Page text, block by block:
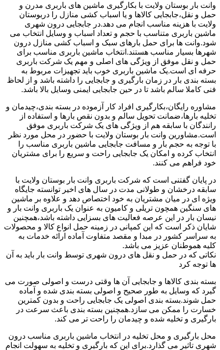
وانت بار بوستان ولایت با بکارگیری ماشین های باربری مدرن و
حمل و نقل،جابجایی کالاها و یا اسباب کشی منازل را دربوستان
ولایت با هزینه مناسب انجام می دهد.در جابجایی درون شهری
ماشین باربری متناسب با حجم و تعداد اسباب و وسایل انتخاب می
شود.وانت ها برای حمل بارهای سبک و اسباب کشی منازل درون
شهرها بسیار مناسب هستند.انتخاب ماشین باربری مناسب برای
حمل و نقل موفق از ویژگی های اصلی و مهم یک شرکت باربری
حرفه ای است.یک ماشین باربری خوب باید تجهیزات مربوط به
بسته بندی بار در زمان بارگیری و جابجایی را داشته باشد و از لحاظ
فنی کاملا سالم باشد تا در حین جابجایی ایمنی وسایل بالا باشد.
مشاوره رایگان،بکارگیری افراد کار آزموده در بسته بندی،چیدمان و
تخلیه بارها،ضمانت تحویل سالم و بدون نقص بارها و استفاده از
رانندگان با سابقه هم از ویژگی های یک شرکت باربری موفق
است.مشاورین وانت بار بوستان ولایت با حضور در محل مورد نظر
با توجه به حجم بار و مسافت جابجایی ماشین باربری مناسب را
انتخاب کرده و امکان یک جابجایی راحت و سریع را برای مشتریان
خود فراهم می کنند.
در پایان گفتنی است که شرکت باربری وانت بار بوستان ولایت با
سابقه درخشان و طولانی مدت در سال های اخیر توانسته جایگاه
ویژه ای در میان مشتریان به خود اختصاص دهد و علاوه بر ماشین
های سنگین همچون تریلی و کامیون به عنوان یک باربری وانت بار و
نیسان بار در این عرصه فعالیت های بسزایی داشته باشد،همچنین
شایان ذکر است که این کمپانی در زمینه حمل انواع کالا و محصولات
به سراسر کشور در مبدا و مقصد متفاوت آماده ارائه خدمات به
کلیه هموطنان عزیز می باشد.
نکاتی که در حمل و نقل های درون شهری توسط وانت بار باید به آن
ها توجه کرد
بسته بندی کالاها و جابجایی آن ها وقتی درست و اصولی صورت می
گیرد که وسایل به طور صحیح و اصولی بسته بندی شده و آماده
حمل شوند.بسته بندی اصولی یک جابجایی راحت و بدون کمترین
خسارت را ممکن می سازد.همچنین بسته بندی باعث سرعت در
بارگیری و تخلیه شده و چیدمان را راحت تر می کند.
محل بارگیری و محل تخلیه در انتخاب ماشین باربری مناسب درون
شهری تاثیر می گذارد.برای این که بارگیری و تخلیه به سهولت انجام